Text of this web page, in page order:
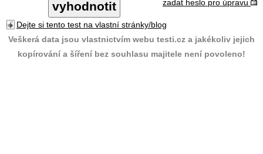
zadat heslo pro úpravu
Dejte si tento test na vlastní stránky/blog
Veškerá data jsou vlastnictvím webu testi.cz a jakékoliv jejich
kopírování a šíření bez souhlasu majitele není povoleno!